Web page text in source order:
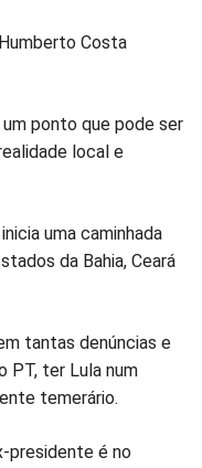
Costa
um ponto que pode ser
local e
uma caminhada
da Bahia, Ceará
tantas denúncias e
PT, ter Lula num
temerário.
presidente é no